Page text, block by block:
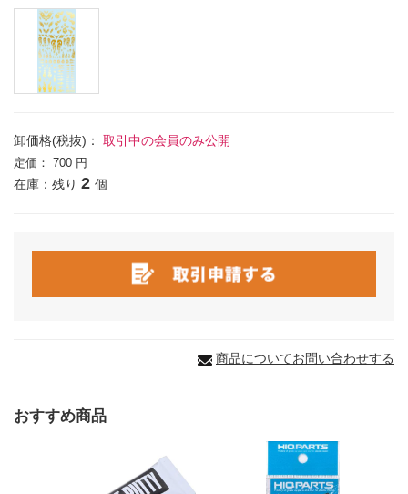
卸価格(税抜)： 取引中の会員のみ公開
定価： 700 円
在庫：残り 2 個
商品についてお問い合わせする
おすすめ商品